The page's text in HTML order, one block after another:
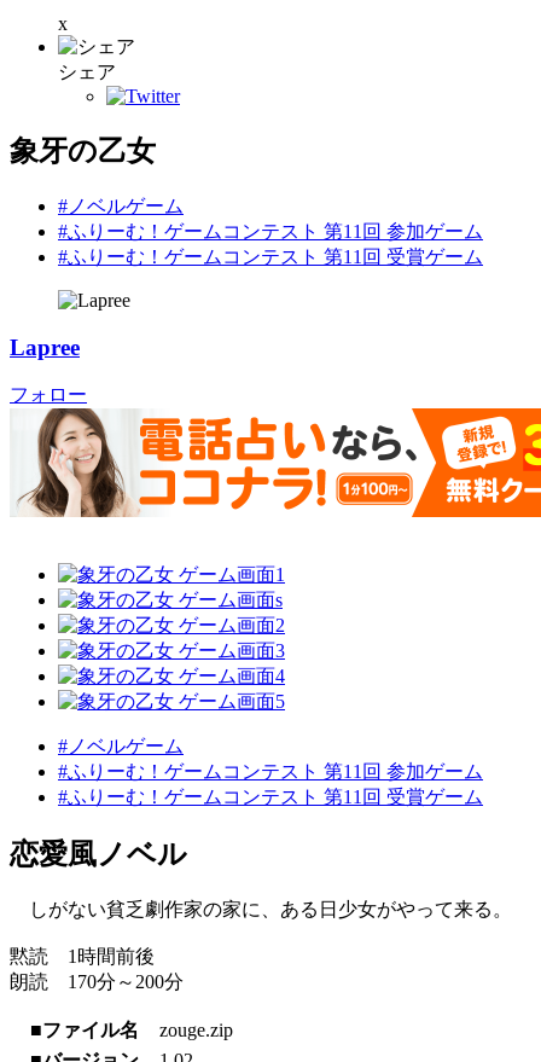
x
シェア
象牙の乙女
#ノベルゲーム
#ふりーむ！ゲームコンテスト 第11回 参加ゲーム
#ふりーむ！ゲームコンテスト 第11回 受賞ゲーム
Lapree
フォロー
#ノベルゲーム
#ふりーむ！ゲームコンテスト 第11回 参加ゲーム
#ふりーむ！ゲームコンテスト 第11回 受賞ゲーム
恋愛風ノベル
しがない貧乏劇作家の家に、ある日少女がやって来る。
黙読 1時間前後
朗読 170分～200分
■ファイル名
zouge.zip